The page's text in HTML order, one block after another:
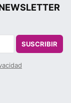
SUSCRIBIR